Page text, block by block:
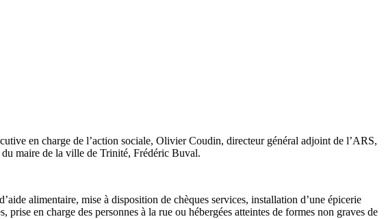
en charge de l’action sociale, Olivier Coudin, directeur général adjoint de l’ARS,
maire de la ville de Trinité, Frédéric Buval.
alimentaire, mise à disposition de chèques services, installation d’une épicerie
en charge des personnes à la rue ou hébergées atteintes de formes non graves de